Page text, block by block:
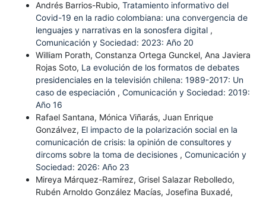
Andrés Barrios-Rubio, Tratamiento informativo del
Covid-19 en la radio colombiana: una convergencia de
lenguajes y narrativas en la sonosfera digital ,
Comunicación y Sociedad: 2023: Año 20
William Porath, Constanza Ortega Gunckel, Ana Javiera
Rojas Soto, La evolución de los formatos de debates
presidenciales en la televisión chilena: 1989-2017: Un
caso de especiación , Comunicación y Sociedad: 2019:
Año 16
Rafael Santana, Mónica Viñarás, Juan Enrique
Gonzálvez, El impacto de la polarización social en la
comunicación de crisis: la opinión de consultores y
dircoms sobre la toma de decisiones , Comunicación y
Sociedad: 2026: Año 23
Mireya Márquez-Ramírez, Grisel Salazar Rebolledo,
Rubén Arnoldo González Macías, Josefina Buxadé,